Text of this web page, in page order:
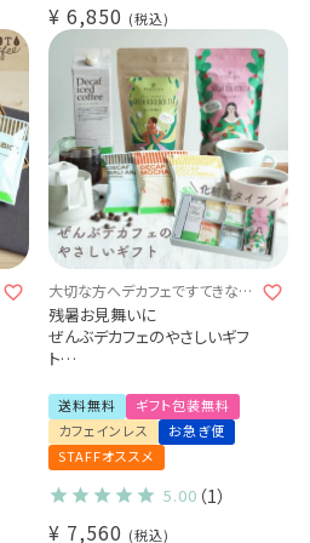
¥ 6,850 税込
大切な方へデカフェですてきな贈
り物を
残暑お見舞いに
ぜんぶデカフェのやさしいギフ
ト
デカフェドリップコーヒー3種
20杯
デカフェセイロンティー 1袋
有機グリーンルイボスティー1
袋
デカフェアイスコーヒー1本
(dl)
送料無料
ギフト包装無料
カフェインレス
お急ぎ便
STAFFオススメ
5.00 （1）
¥ 7,560 税込